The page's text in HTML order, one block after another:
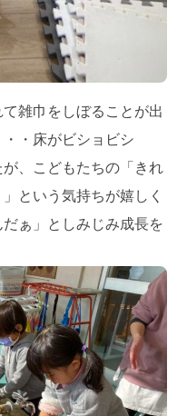
雑巾をしぼることが出
・床がビショビシ
、こどもたちの「きれ
という気持ちが嬉しく
だぁ」としみじみ成長を